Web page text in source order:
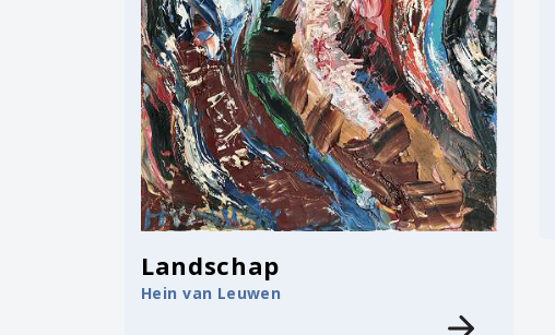
Landschap
Hein van Leuwen